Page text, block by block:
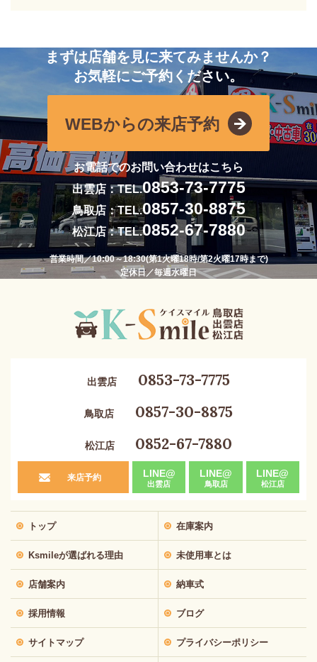
まずは店舗を見に来てみませんか？
お気軽にご予約ください。
WEBからの来店予約
お電話でのお問い合わせはこちら
出雲店：TEL.0853-73-7775
鳥取店：TEL.0857-30-8875
松江店：TEL.0852-67-7880
営業時間／10:00～18:30(第1火曜18時/第2火曜17時まで)
定休日／毎週水曜日
出雲店 0853-73-7775
鳥取店 0857-30-8875
松江店 0852-67-7880
来店予約 LINE@
出雲店
LINE@
鳥取店
LINE@
松江店
トップ 在庫案内
Ksmileが選ばれる理由 未使用車とは
店舗案内 納車式
採用情報 ブログ
サイトマップ プライバシーポリシー